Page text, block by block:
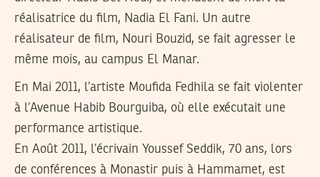
réalisatrice du film, Nadia El Fani. Un autre
réalisateur de film, Nouri Bouzid, se fait agresser le
même mois, au campus El Manar.
En Mai 2011, l’artiste Moufida Fedhila se fait violenter
à l’Avenue Habib Bourguiba, où elle exécutait une
performance artistique.
En Août 2011, l’écrivain Youssef Seddik, 70 ans, lors
de conférences à Monastir puis à Hammamet, est